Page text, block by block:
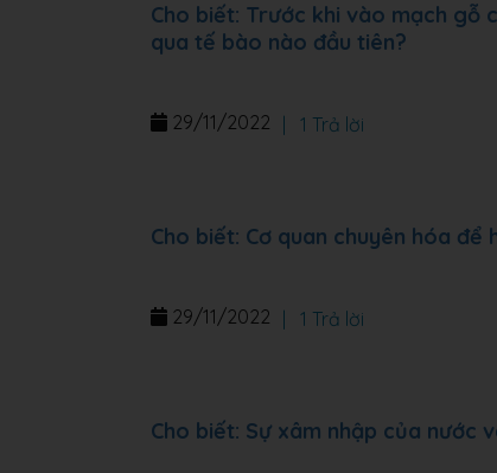
Cho biết: Trước khi vào mạch
qua tế bào nào đầu tiên?
29/11/2022 1 Trả lời
Cho biết: Cơ quan chuyên hóa
29/11/2022 1 Trả lời
Cho biết: Sự xâm nhập của